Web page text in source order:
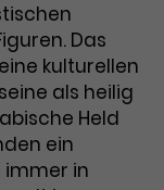
Anzeige
und
Das
kulturellen
als heilig
Held
ein
immer in